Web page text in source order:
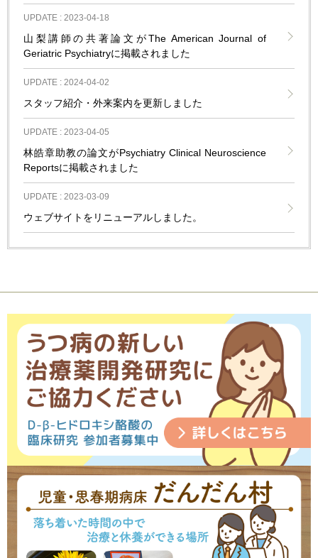
UPDATE : 2023-04-18
山梨講師の共著論文がThe American Journal of
Geriatric Psychiatryに掲載されました
UPDATE : 2024-04-02
スタッフ紹介・外来案内を更新しました
UPDATE : 2023-04-05
林皓章助教の論文がPsychiatry Clinical Neuroscience
Reportsに掲載されました
UPDATE : 2023-03-09
ウェブサイトをリニューアルしました。